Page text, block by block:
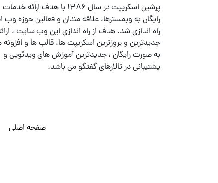
پرشین اسکریپت در سال ۱۳۸۶ با هدف ارائه خدمات
رایگان به وبمسترها، علاقه مندان و فعالین حوزه وب
راه اندازی شد. هدف از راه اندازی این وب سایت ،
جدیدترین و بروزترین اسکریپت ها، قالب ها و افزونه
به صورت رایگان ، جدیدترین آموزش های ویدئویی و
پشتیبانی در تالارهای گفتگو می باشد.
صفحه اصلی